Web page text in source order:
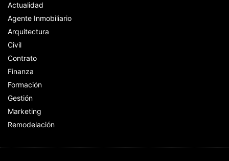
Actualidad
Agente Inmobiliario
Arquitectura
Civil
Contrato
Finanza
Formación
Gestión
Marketing
Remodelación